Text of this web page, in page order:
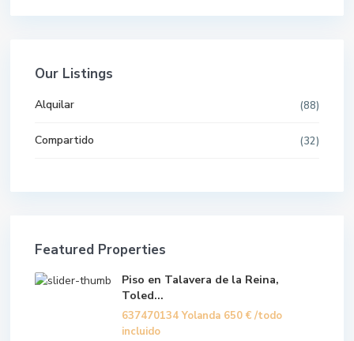
Our Listings
Alquilar (88)
Compartido (32)
Featured Properties
Piso en Talavera de la Reina,
Toled...
637470134 Yolanda 650 € /todo
incluido